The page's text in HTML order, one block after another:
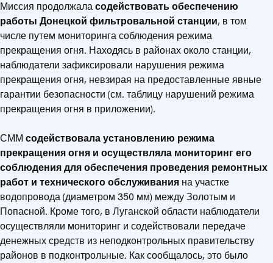
Миссия продолжаласодействовать обеспечению
работы Донецкой фильтровальной станции, в том
числе путем мониторинга соблюдения режима
прекращения огня. Находясь в районах около станции,
наблюдатели зафиксировали нарушения режима
прекращения огня, невзирая на предоставленные явные
гарантии безопасности (см. таблицу нарушений режима
прекращения огня в приложении).
СММ содействовала установлению режима
прекращения огня и осуществляла мониторинг его
соблюдения для обеспечения проведения ремонтных
работ и технического обслуживания на участке
водопровода (диаметром 350 мм) между Золотым и
Попасной. Кроме того, в Луганской области наблюдатели
осуществляли мониторинг и содействовали передаче
денежных средств из неподконтрольных правительству
районов в подконтрольные. Как сообщалось, это было